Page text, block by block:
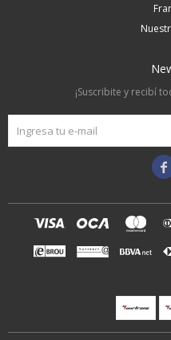
¡Suscribite y recibí
